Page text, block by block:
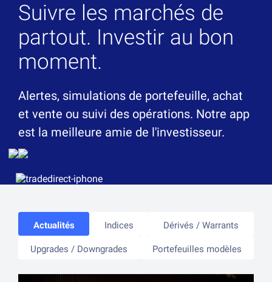
Suivre les marchés de
partout. Investir au bon
moment.
Alertes, simulations de portefeuille, achat
et vente ou suivi des opérations. Notre app
est la meilleure amie de l'investisseur.
Actualités Indices Dérivés / Warrants
Upgrades / Downgrades Portefeuilles modèles